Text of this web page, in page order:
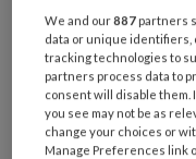
Putters zijn
de middag.
Putters nog
rapport, de
reactie van
We and our887 partners
data or unique identifiers,
tracking technologies to
partners process data to
consent will disable them.
you see may not be as
change your choices or
Manage Preferences link